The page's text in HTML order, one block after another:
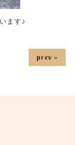
ます♪
prev »